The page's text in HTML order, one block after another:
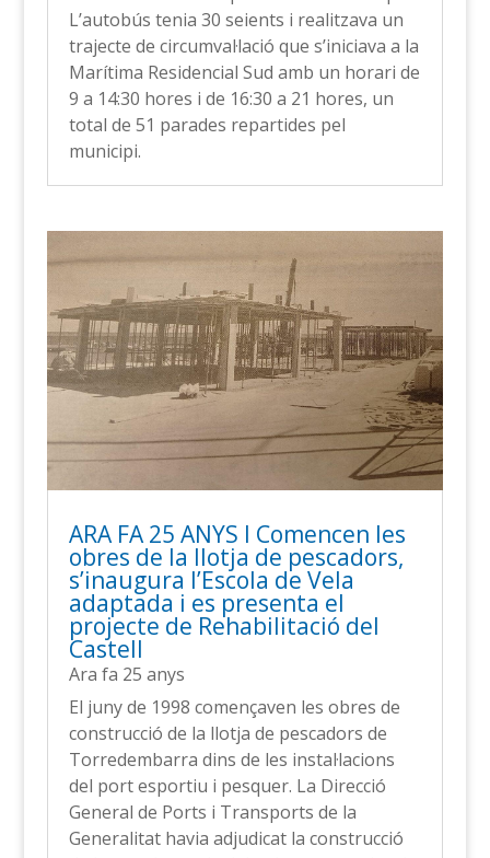
L’autobús tenia 30 seients i realitzava un
trajecte de circumval·lació que s’iniciava a la
Marítima Residencial Sud amb un horari de
9 a 14:30 hores i de 16:30 a 21 hores, un
total de 51 parades repartides pel
municipi.
ARA FA 25 ANYS l Comencen les
obres de la llotja de pescadors,
s’inaugura l’Escola de Vela
adaptada i es presenta el
projecte de Rehabilitació del
Castell
Ara fa 25 anys
El juny de 1998 començaven les obres de
construcció de la llotja de pescadors de
Torredembarra dins de les instal·lacions
del port esportiu i pesquer. La Direcció
General de Ports i Transports de la
Generalitat havia adjudicat la construcció